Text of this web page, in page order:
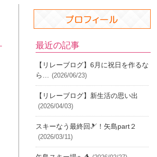
最近の記事
【リレーブログ】6月に祝日を作るな
ら…
(2026/06/23)
【リレーブログ】新生活の思い出
(2026/04/03)
スキーなう最終回🎿！矢島part２
(2026/03/11)